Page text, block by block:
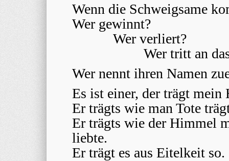
Wenn die Schweigsame
Wer gewinnt?
Wer verliert?
Wer tritt an
Wer nennt ihren Namen
Es ist einer, der trägt mein
Er trägts wie man Tote
Er trägts wie der Himmel
liebte.
Er trägt es aus Eitelkeit so.